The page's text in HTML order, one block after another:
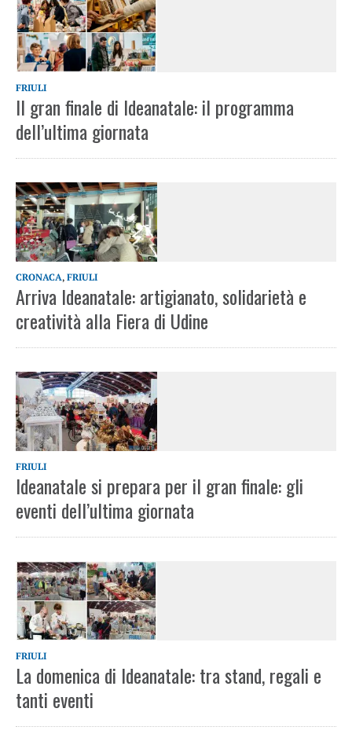
FRIULI
Il gran finale di Ideanatale: il programma
dell’ultima giornata
CRONACA, FRIULI
Arriva Ideanatale: artigianato, solidarietà e
creatività alla Fiera di Udine
FRIULI
Ideanatale si prepara per il gran finale: gli
eventi dell’ultima giornata
FRIULI
La domenica di Ideanatale: tra stand, regali e
tanti eventi